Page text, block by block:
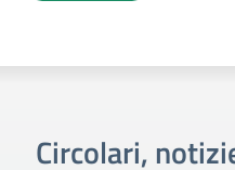
Circolari,